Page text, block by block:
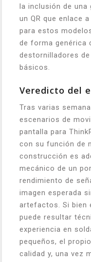
la inclusión de una
un QR que enlace
para estos
de forma genérica
destornilladores
básicos.
Veredicto del
Tras varias
escenarios de
pantalla para
con su función de
construcción es
mecánico de un
rendimiento de
imagen esperada
artefactos. Si bien
puede resultar
experiencia en
pequeños, el
calidad y, una vez